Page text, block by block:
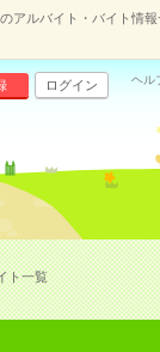
アルバイト・バイト情
ログイン ヘル
ト一覧